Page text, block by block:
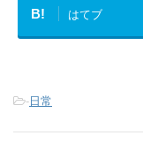
B! はてブ
-日常